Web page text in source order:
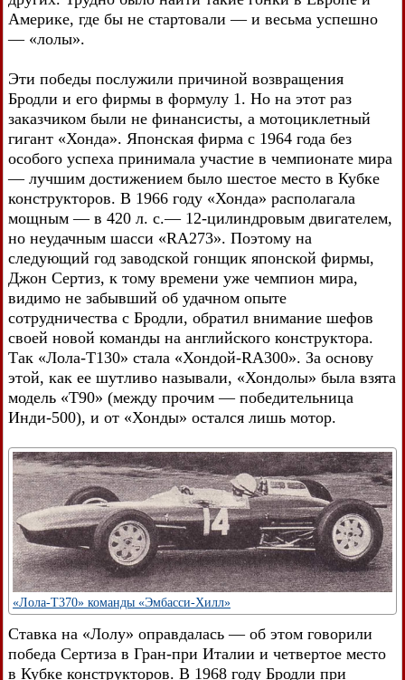
Америке, где бы не стартовали — и весьма успешно
— «лолы».
Эти победы послужили причиной возвращения
Бродли и его фирмы в формулу 1. Но на этот раз
заказчиком были не финансисты, а мотоциклетный
гигант «Хонда». Японская фирма с 1964 года без
особого успеха принимала участие в чемпионате мира
— лучшим достижением было шестое место в Кубке
конструкторов. В 1966 году «Хонда» располагала
мощным — в 420 л. с.— 12-цилиндровым двигателем,
но неудачным шасси «RA273». Поэтому на
следующий год заводской гонщик японской фирмы,
Джон Сертиз, к тому времени уже чемпион мира,
видимо не забывший об удачном опыте
сотрудничества с Бродли, обратил внимание шефов
своей новой команды на английского конструктора.
Так «Лола-Т130» стала «Хондой-RA300». За основу
этой, как ее шутливо называли, «Хондолы» была взята
модель «Т90» (между прочим — победительница
Инди-500), и от «Хонды» остался лишь мотор.
«Лола-Т370» команды «Эмбасси-Хилл»
Ставка на «Лолу» оправдалась — об этом говорили
победа Сертиза в Гран-при Италии и четвертое место
в Кубке конструкторов. В 1968 году Бродли при